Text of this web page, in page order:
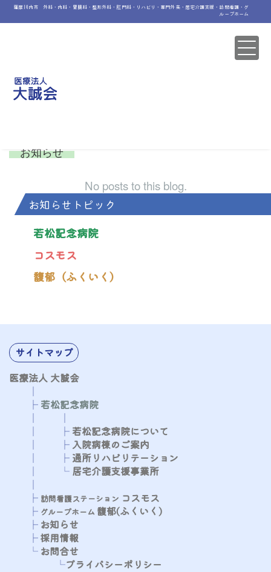
薩摩川内市 外科・内科・胃腸科・整形外科・肛門科・リハビリ・専門外来・居宅介護支援・訪問看護・グ
ループホーム
お知らせ
No posts to this blog.
お知らせトピック
若松記念病院
コスモス
馥郁（ふくいく）
サイトマップ
医療法人 大誠会
│
├ 若松記念病院
│
│
│
├ 若松記念病院について
│
├ 入院病棟のご案内
│
├ 通所リハビリテーション
│
└ 居宅介護支援事業所
│
├​ 訪問看護ステーション コスモス
├ グループホーム 馥郁(ふくいく)
├ お知らせ
├採用情報
└ お問合せ
└プライバシーポリシー